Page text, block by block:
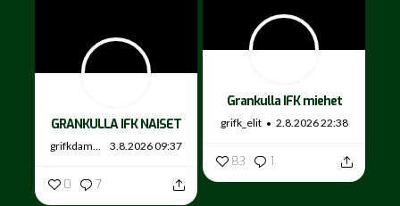
GRANKULLA IFK NAISET
grifkdamer 3.8.2026 09:37
0 7
Grankulla IFK miehet
grifk_elit 2.8.2026 22:38
83 1